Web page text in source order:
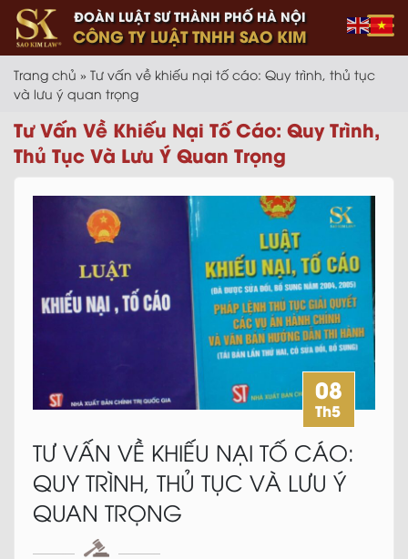
ĐOÀN LUẬT SƯ THÀNH PHỐ HÀ NỘI
CÔNG TY LUẬT TNHH SAO KIM
Trang chủ » Tư vấn về khiếu nại tố cáo: Quy trình, thủ tục
và lưu ý quan trọng
Tư Vấn Về Khiếu Nại Tố Cáo: Quy Trình,
Thủ Tục Và Lưu Ý Quan Trọng
08
Th5
TƯ VẤN VỀ KHIẾU NẠI TỐ CÁO:
QUY TRÌNH, THỦ TỤC VÀ LƯU Ý
QUAN TRỌNG